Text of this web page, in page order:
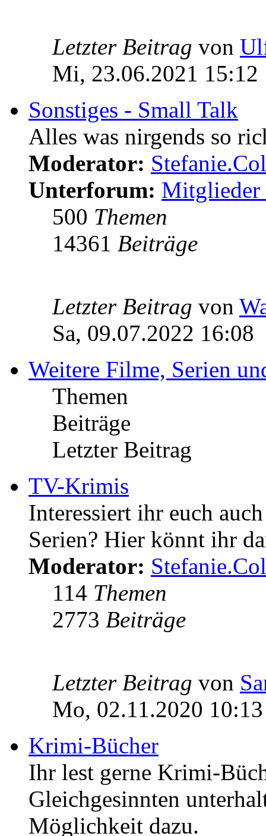
Letzter Beitrag von
Mi, 23.06.2021 15:12
Sonstiges - Small Talk
Alles was nirgends so
Moderator:
Unterforum: Mitglieder
500 Themen
14361 Beiträge
Letzter Beitrag von
Sa, 09.07.2022 16:08
Weitere Filme, Serien
Themen
Beiträge
Letzter Beitrag
TV-Krimis
Interessiert ihr euch
Serien? Hier könnt ihr
Moderator:
114 Themen
2773 Beiträge
Letzter Beitrag von
Mo, 02.11.2020 10:13
Krimi-Bücher
Ihr lest gerne Krimi-
Gleichgesinnten
Möglichkeit dazu.